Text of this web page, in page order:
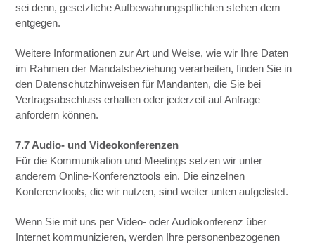
sei denn, gesetzliche Aufbewahrungspflichten stehen dem
entgegen.
Weitere Informationen zur Art und Weise, wie wir Ihre Daten
im Rahmen der Mandatsbeziehung verarbeiten, finden Sie in
den Datenschutzhinweisen für Mandanten, die Sie bei
Vertragsabschluss erhalten oder jederzeit auf Anfrage
anfordern können.
7.7 Audio- und Videokonferenzen
Für die Kommunikation und Meetings setzen wir unter
anderem Online-Konferenztools ein. Die einzelnen
Konferenztools, die wir nutzen, sind weiter unten aufgelistet.
Wenn Sie mit uns per Video- oder Audiokonferenz über
Internet kommunizieren, werden Ihre personenbezogenen